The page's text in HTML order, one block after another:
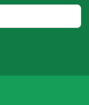
Chi trọn gói giá rẻ